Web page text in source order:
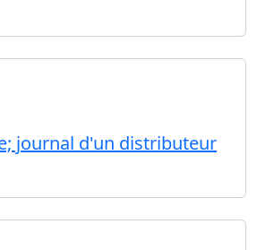
journal d'un distributeur